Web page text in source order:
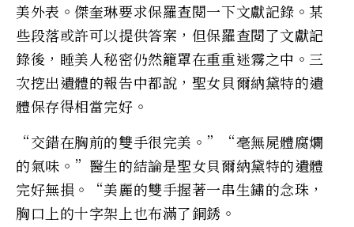
美外表。傑奎琳要求保羅查閱一下文獻記錄。某
些段落或許可以提供答案，但保羅查閱了文獻記
錄後，睡美人秘密仍然籠罩在重重迷霧之中。三
次挖出遺體的報告中都說，聖女貝爾納黛特的遺
體保存得相當完好。
“交錯在胸前的雙手很完美。”“毫無屍體腐爛
的氣味。”醫生的結論是聖女貝爾納黛特的遺體
完好無損。“美麗的雙手握著一串生鏽的念珠，
胸口上的十字架上也布滿了銅銹。